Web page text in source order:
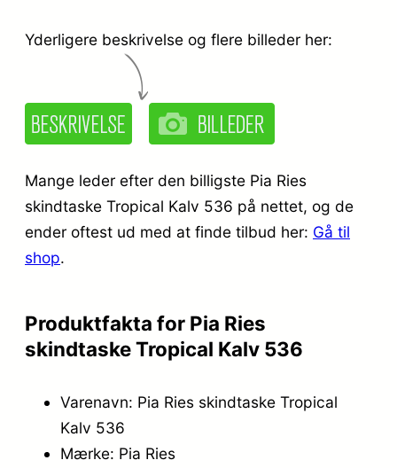
Yderligere beskrivelse og flere billeder her:
Mange leder efter den billigste Pia Ries
skindtaske Tropical Kalv 536 på nettet, og de
ender oftest ud med at finde tilbud her: Gå til
shop.
Produktfakta for Pia Ries
skindtaske Tropical Kalv 536
Varenavn: Pia Ries skindtaske Tropical
Kalv 536
Mærke: Pia Ries